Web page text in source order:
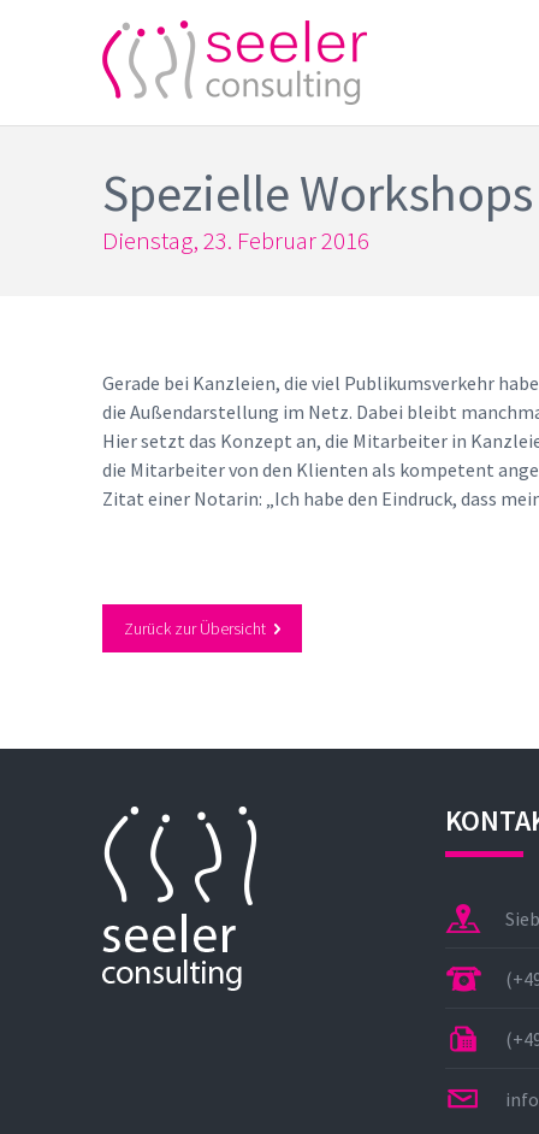
Spezielle
Dienstag, 23. Februar 2016
Gerade bei Kanzleien, die viel Publikumsverkehr
die Außendarstellung im Netz. Dabei bleibt
Hier setzt das Konzept an, die Mitarbeiter in
die Mitarbeiter von den Klienten als kompetent
Zitat einer Notarin: „Ich habe den Eindruck, dass
Zurück zur Übersicht